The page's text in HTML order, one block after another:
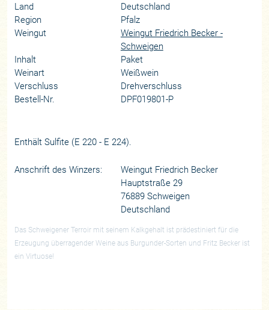
Land
Deutschland
Region
Pfalz
Weingut
Weingut Friedrich Becker -
Schweigen
Inhalt
Paket
Weinart
Weißwein
Verschluss
Drehverschluss
Bestell-Nr.
DPF019801-P
Enthält Sulfite (E 220 - E 224).
Anschrift des Winzers:
Weingut Friedrich Becker
Hauptstraße 29
76889 Schweigen
Deutschland
Das Schweigener Terroir mit seinem Kalkgehalt ist prädestiniert für die
Erzeugung überragender Weine aus Burgunder-Sorten und Fritz Becker ist
ein Virtuose!